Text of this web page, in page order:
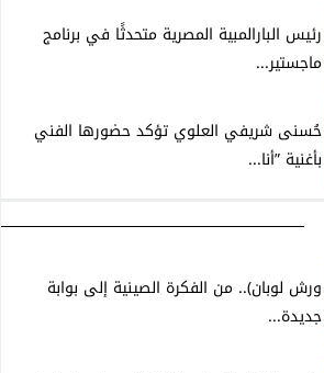
رئيس البارالمبية المصرية متحدثًا في برنامج
ماجستير...
حُسنى شريفي العلوي تؤكد حضورها الفني
بأغنية ”أنا...
ورش لوبان).. من الفكرة الصينية إلى بوابة
جديدة...